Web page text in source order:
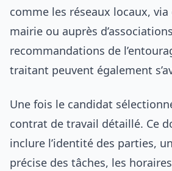
comme les réseaux locaux, via
mairie ou auprès
recommandations de
traitant peuvent également
Une fois le candidat
contrat de travail détaillé. Ce
inclure l’identité des parties,
précise des tâches, les